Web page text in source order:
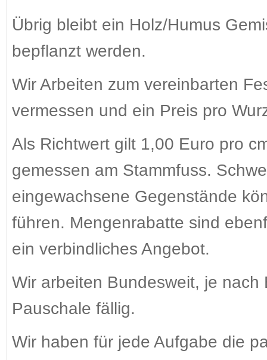
Übrig bleibt ein Holz/Humus
bepflanzt werden.
Wir Arbeiten zum vereinbarten
vermessen und ein Preis pro
Als Richtwert gilt 1,00 Euro pro
gemessen am Stammfuss.
eingewachsene Gegenstände
führen. Mengenrabatte sind
ein verbindliches Angebot.
Wir arbeiten Bundesweit, je
Pauschale fällig.
Wir haben für jede Aufgabe die